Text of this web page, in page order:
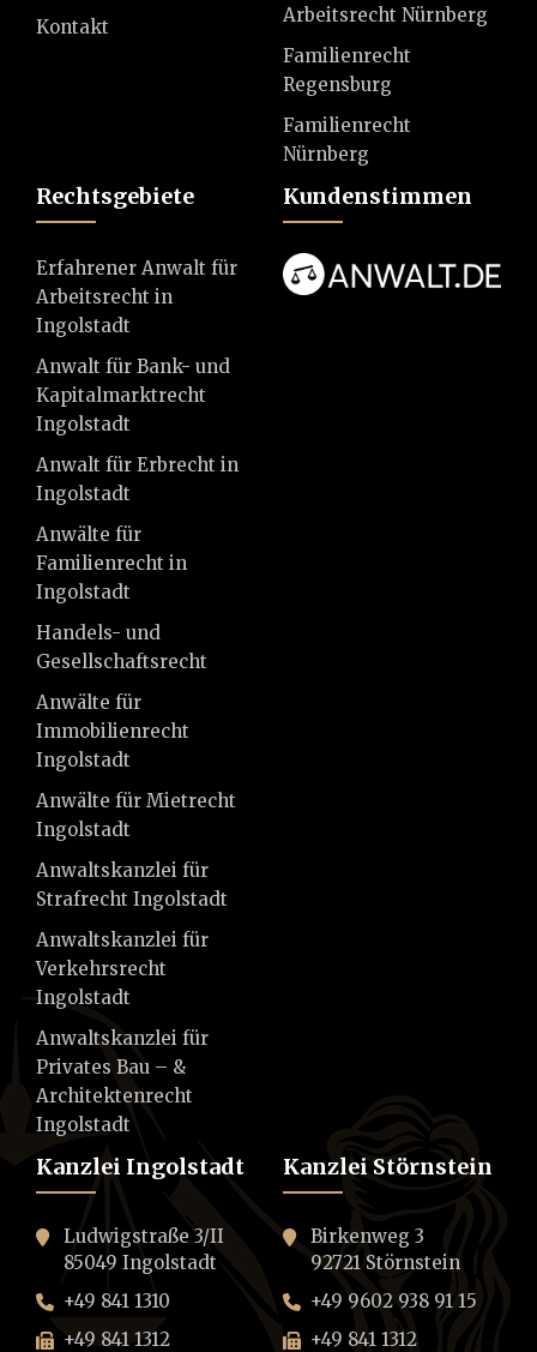
Kontakt
Arbeitsrecht Nürnberg
Familienrecht
Regensburg
Familienrecht
Nürnberg
Rechtsgebiete
Erfahrener Anwalt für
Arbeitsrecht in
Ingolstadt
Anwalt für Bank- und
Kapitalmarktrecht
Ingolstadt
Anwalt für Erbrecht in
Ingolstadt
Anwälte für
Familienrecht in
Ingolstadt
Handels- und
Gesellschaftsrecht
Anwälte für
Immobilienrecht
Ingolstadt
Anwälte für Mietrecht
Ingolstadt
Anwaltskanzlei für
Strafrecht Ingolstadt
Anwaltskanzlei für
Verkehrsrecht
Ingolstadt
Anwaltskanzlei für
Privates Bau – &
Architektenrecht
Ingolstadt
Kundenstimmen
Kanzlei Ingolstadt
Ludwigstraße 3/II
85049 Ingolstadt
+49 841 1310
+49 841 1312
Kanzlei Störnstein
Birkenweg 3
92721 Störnstein
+49 9602 938 91 15
+49 841 1312